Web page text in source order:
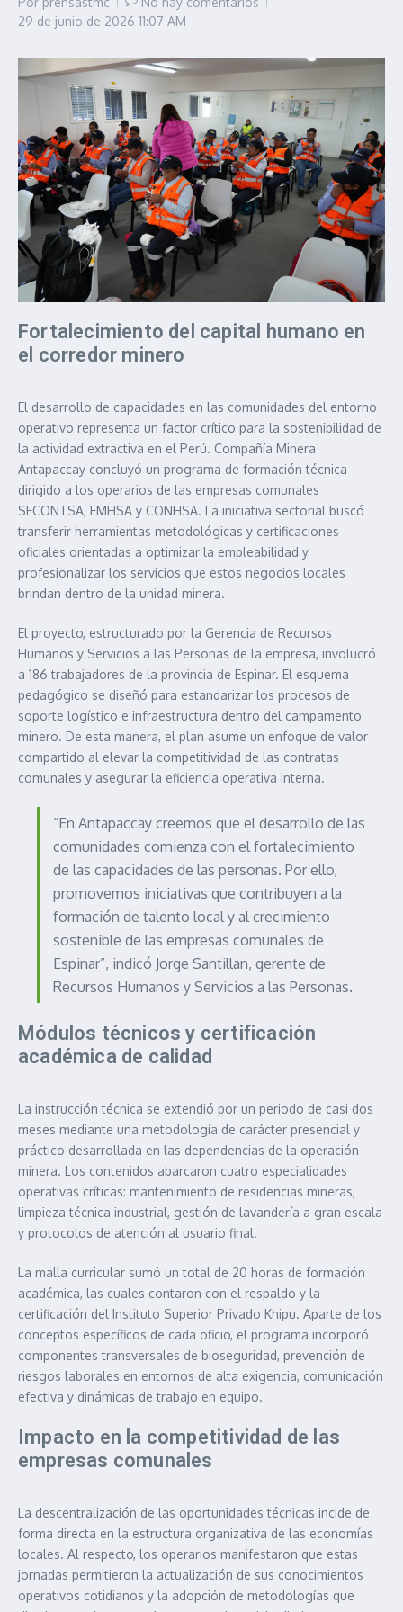
29 de junio de 2026 11:07 AM
Fortalecimiento del capital humano en
el corredor minero
El desarrollo de capacidades en las comunidades del entorno
operativo representa un factor crítico para la sostenibilidad de
la actividad extractiva en el Perú. Compañía Minera
Antapaccay concluyó un programa de formación técnica
dirigido a los operarios de las empresas comunales
SECONTSA, EMHSA y CONHSA. La iniciativa sectorial buscó
transferir herramientas metodológicas y certificaciones
oficiales orientadas a optimizar la empleabilidad y
profesionalizar los servicios que estos negocios locales
brindan dentro de la unidad minera.
El proyecto, estructurado por la Gerencia de Recursos
Humanos y Servicios a las Personas de la empresa, involucró
a 186 trabajadores de la provincia de Espinar. El esquema
pedagógico se diseñó para estandarizar los procesos de
soporte logístico e infraestructura dentro del campamento
minero. De esta manera, el plan asume un enfoque de valor
compartido al elevar la competitividad de las contratas
comunales y asegurar la eficiencia operativa interna.
“En Antapaccay creemos que el desarrollo de las
comunidades comienza con el fortalecimiento
de las capacidades de las personas. Por ello,
promovemos iniciativas que contribuyen a la
formación de talento local y al crecimiento
sostenible de las empresas comunales de
Espinar”, indicó Jorge Santillan, gerente de
Recursos Humanos y Servicios a las Personas.
Módulos técnicos y certificación
académica de calidad
La instrucción técnica se extendió por un periodo de casi dos
meses mediante una metodología de carácter presencial y
práctico desarrollada en las dependencias de la operación
minera. Los contenidos abarcaron cuatro especialidades
operativas críticas: mantenimiento de residencias mineras,
limpieza técnica industrial, gestión de lavandería a gran escala
y protocolos de atención al usuario final.
La malla curricular sumó un total de 20 horas de formación
académica, las cuales contaron con el respaldo y la
certificación del Instituto Superior Privado Khipu. Aparte de los
conceptos específicos de cada oficio, el programa incorporó
componentes transversales de bioseguridad, prevención de
riesgos laborales en entornos de alta exigencia, comunicación
efectiva y dinámicas de trabajo en equipo.
Impacto en la competitividad de las
empresas comunales
La descentralización de las oportunidades técnicas incide de
forma directa en la estructura organizativa de las economías
locales. Al respecto, los operarios manifestaron que estas
jornadas permitieron la actualización de sus conocimientos
operativos cotidianos y la adopción de metodologías que